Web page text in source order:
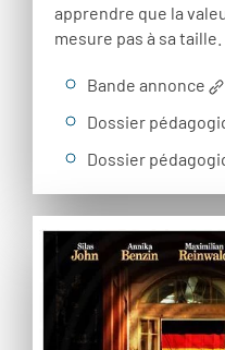
apprendre que la
mesure pas à sa taille.
Bande annonce
Dossier
Dossier